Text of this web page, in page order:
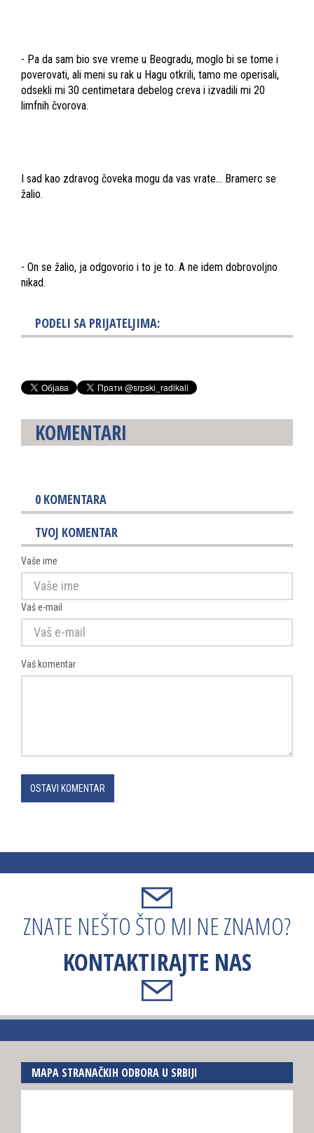
- Pa da sam bio sve vreme u Beogradu, moglo bi se tome i
poverovati, ali meni su rak u Hagu otkrili, tamo me operisali,
odsekli mi 30 centimetara debelog creva i izvadili mi 20
limfnih čvorova.
I sad kao zdravog čoveka mogu da vas vrate... Bramerc se
žalio.
- On se žalio, ja odgovorio i to je to. A ne idem dobrovoljno
nikad.
PODELI SA PRIJATELJIMA:
KOMENTARI
0 KOMENTARA
TVOJ KOMENTAR
Vaše ime
Vaš e-mail
Vaš komentar
OSTAVI KOMENTAR
ZNATE NEŠTO ŠTO MI NE ZNAMO?
KONTAKTIRAJTE NAS
MAPA STRANAČKIH ODBORA U SRBIJI